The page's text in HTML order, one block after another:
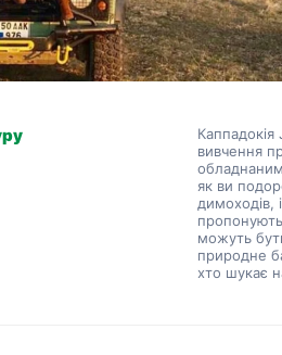
вивчення
як ви
димоходів,
можуть
природне
хто шукає